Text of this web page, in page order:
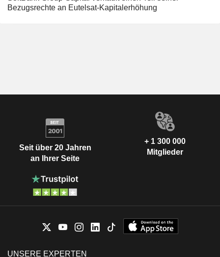
Bezugsrechte an Eutelsat-Kapitalerhöhung
Seit über 20 Jahren
an Ihrer Seite
+ 1 300 000
Mitglieder
UNSERE EXPERTEN